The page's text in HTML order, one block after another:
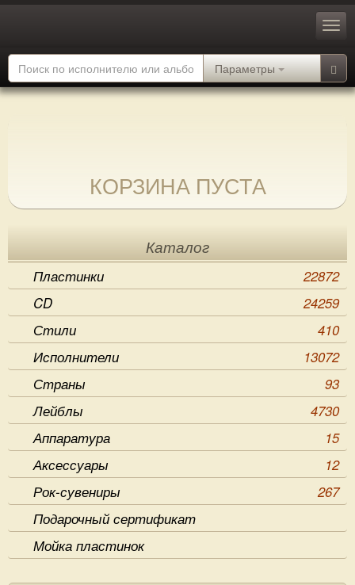
Параметры
КОРЗИНА ПУСТА
Каталог
Пластинки
22872
CD
24259
Стили
410
Исполнители
13072
Страны
93
Лейблы
4730
Аппаратура
15
Аксессуары
12
Рок-сувениры
267
Подарочный сертификат
Мойка пластинок